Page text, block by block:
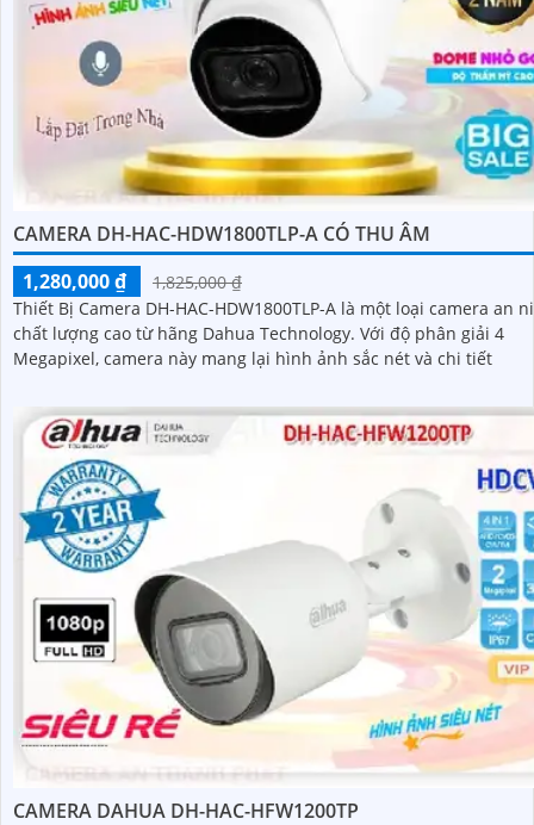
CAMERA DH-HAC-HDW1800TLP-A CÓ THU ÂM
1,280,000 ₫
1,825,000 ₫
Thiết Bị Camera DH-HAC-HDW1800TLP-A là một loại camera an
chất lượng cao từ hãng Dahua Technology. Với độ phân giải 4
Megapixel, camera này mang lại hình ảnh sắc nét và chi tiết
CAMERA DAHUA DH-HAC-HFW1200TP